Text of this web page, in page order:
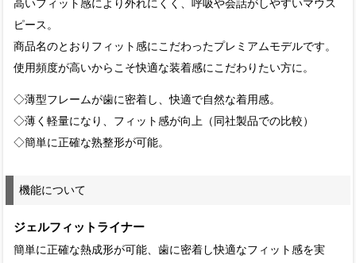
高いフィット感により外れにくく、呼吸や会話がしやすいマウス
ピース。
商品名のとおりフィット感にこだわったプレミアムモデルです。
使用頻度が高いからこそ快適な装着感にこだわりたい方に。
◇薄型フレームが歯に密着し、快適で自然な着用感。
◇薄く軽量になり、フィット感が向上（同社製品での比較）
◇簡単に正確な熟整形が可能。
機能について
ジェルフィットライナー
簡単に正確な熱成形が可能、歯に密着し快適なフィット感を実